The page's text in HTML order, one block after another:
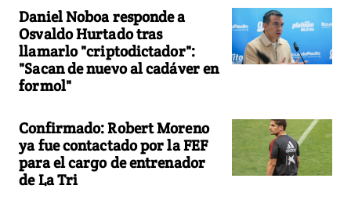
Daniel Noboa responde a
Osvaldo Hurtado tras
llamarlo "criptodictador":
"Sacan de nuevo al cadáver en
formol"
Confirmado: Robert Moreno
ya fue contactado por la FEF
para el cargo de entrenador
de La Tri